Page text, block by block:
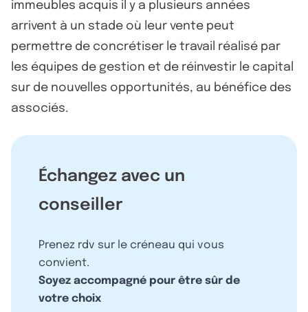
immeubles acquis il y a plusieurs années
arrivent à un stade où leur vente peut
permettre de concrétiser le travail réalisé par
les équipes de gestion et de réinvestir le capital
sur de nouvelles opportunités, au bénéfice des
associés.
Échangez avec un
conseiller
Prenez rdv sur le créneau qui vous
convient.
Soyez accompagné pour être sûr de
votre choix